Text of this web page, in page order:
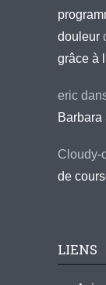
douleur
grâce à
eric
Cloudy-
de
LIENS